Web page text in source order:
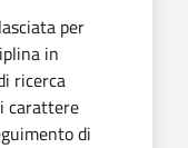
per
in
ricerca
carattere
di